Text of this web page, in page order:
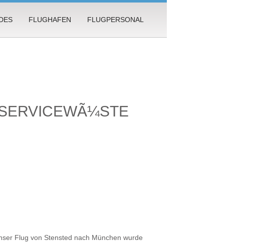
FLUGHAFEN FLUGPERSONAL
Flug von Stensted nach München wurde